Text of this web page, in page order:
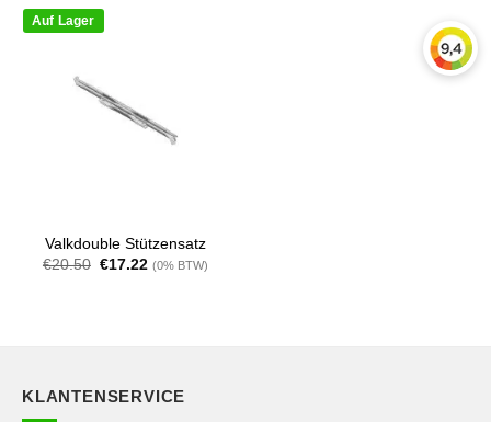
Auf Lager
Valkdouble Stützensatz
€20.50 Ursprünglicher
€17.22 Aktueller
Preis
(0% BTW)
KLANTENSERVICE